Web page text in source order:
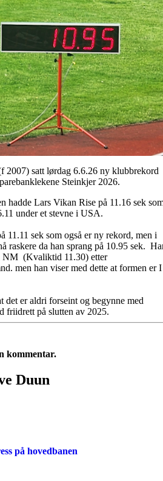
2007) satt lørdag 6.6.26 ny klubbrekord
Steinkjer 2026.
hadde Lars Vikan Rise på 11.16 sek
under et stevne i USA.
11.11 sek som også er ny rekord, men i
raskere da han sprang på 10.95 sek.
NM (Kvaliktid 11.30) etter
men han viser med dette at formen er I
det er aldri forseint og begynne med
friidrett på slutten av 2025.
kommentar.
Duun
på hovedbanen